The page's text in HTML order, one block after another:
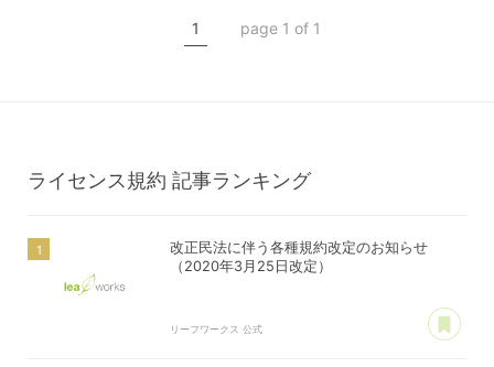
1 page 1 of 1
ライセンス規約 記事ランキング
改正民法に伴う各種規約改定のお知らせ
（2020年3月25日改定）
リーフワークス 公式